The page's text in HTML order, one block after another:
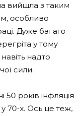
вийшла з таким
особливо
Дуже багато
у тому
надто
сили.
50 років інфляція
у 70-х. Ось це теж,